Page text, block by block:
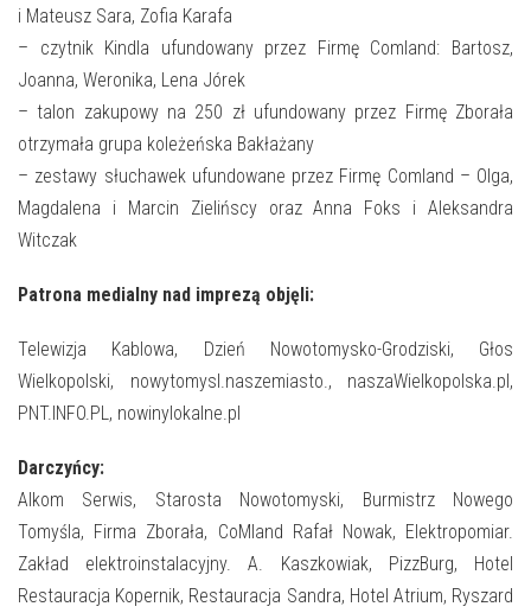
i Mateusz Sara, Zofia Karafa
– czytnik Kindla ufundowany przez Firmę Comland: Bartosz,
Joanna, Weronika, Lena Jórek
– talon zakupowy na 250 zł ufundowany przez Firmę Zborała
otrzymała grupa koleżeńska Bakłażany
– zestawy słuchawek ufundowane przez Firmę Comland – Olga,
Magdalena i Marcin Zielińscy oraz Anna Foks i Aleksandra
Witczak
Patrona medialny nad imprezą objęli:
Telewizja Kablowa, Dzień Nowotomysko-Grodziski, Głos
Wielkopolski, nowytomysl.naszemiasto., naszaWielkopolska.pl,
PNT.INFO.PL, nowinylokalne.pl
Darczyńcy:
Alkom Serwis, Starosta Nowotomyski, Burmistrz Nowego
Tomyśla, Firma Zborała, CoMland Rafał Nowak, Elektropomiar.
Zakład elektroinstalacyjny. A. Kaszkowiak, PizzBurg, Hotel
Restauracja Kopernik, Restauracja Sandra, Hotel Atrium, Ryszard